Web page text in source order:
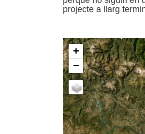
projecte a llarg
+
−